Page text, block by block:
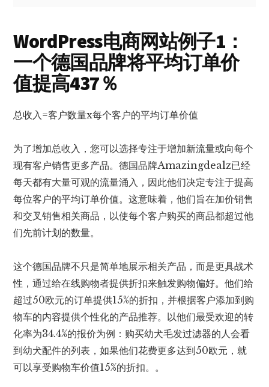
WordPress电商网站例子1：
一个德国品牌将平均订单价
值提高437％
总收入=客户数量x每个客户的平均订单价值
为了增加总收入，您可以选择专注于增加新流量或向每个
现有客户销售更多产品。德国品牌Amazingdealz已经
每天都有大量可观的流量涌入，因此他们决定专注于提高
每位客户的平均订单价值。这意味着，他们旨在加价销售
和交叉销售相关商品，以使每个客户购买的商品都超过他
们先前计划的数量。
这个德国品牌不只是简单地展示相关产品，而是更具战术
性，通过给在线购物者提供折扣来触发购物偏好。他们给
超过50欧元的订单提供15%的折扣，并根据客户添加到购
物车的内容提供个性化的产品推荐。以他们最受欢迎的转
化率为34.4%的报价为例：购买幼犬毛发过滤器的人会看
到幼犬配件的列表，如果他们花费更多达到50欧元，就
可以享受购物车价值15%的折扣。。